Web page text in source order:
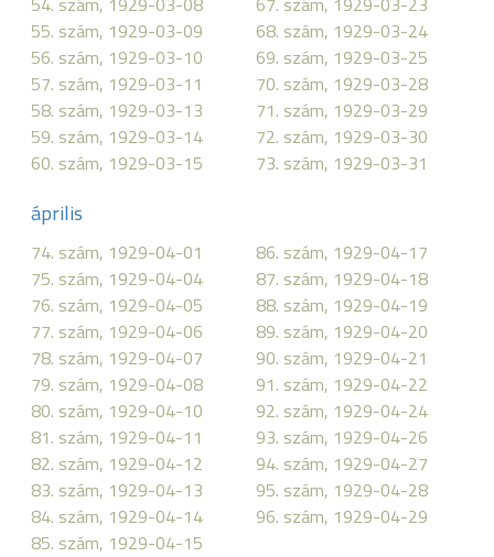
55. szám, 1929-03-09
56. szám, 1929-03-10
57. szám, 1929-03-11
58. szám, 1929-03-13
59. szám, 1929-03-14
60. szám, 1929-03-15
68. szám, 1929-03-24
69. szám, 1929-03-25
70. szám, 1929-03-28
71. szám, 1929-03-29
72. szám, 1929-03-30
73. szám, 1929-03-31
április
74. szám, 1929-04-01
75. szám, 1929-04-04
76. szám, 1929-04-05
77. szám, 1929-04-06
78. szám, 1929-04-07
79. szám, 1929-04-08
80. szám, 1929-04-10
81. szám, 1929-04-11
82. szám, 1929-04-12
83. szám, 1929-04-13
84. szám, 1929-04-14
85. szám, 1929-04-15
86. szám, 1929-04-17
87. szám, 1929-04-18
88. szám, 1929-04-19
89. szám, 1929-04-20
90. szám, 1929-04-21
91. szám, 1929-04-22
92. szám, 1929-04-24
93. szám, 1929-04-26
94. szám, 1929-04-27
95. szám, 1929-04-28
96. szám, 1929-04-29